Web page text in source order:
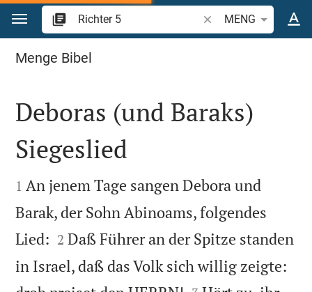
Zum Inhalt springen
Bibelstelle oder
MENG
Richter 5
Menge Bibel

Deboras (und Baraks)
Siegeslied

1 An jenem Tage sangen Debora und
Barak, der Sohn Abinoams, folgendes
Lied: 

2 Daß Führer an der Spitze standen
in Israel, daß das Volk sich willig zeigte: